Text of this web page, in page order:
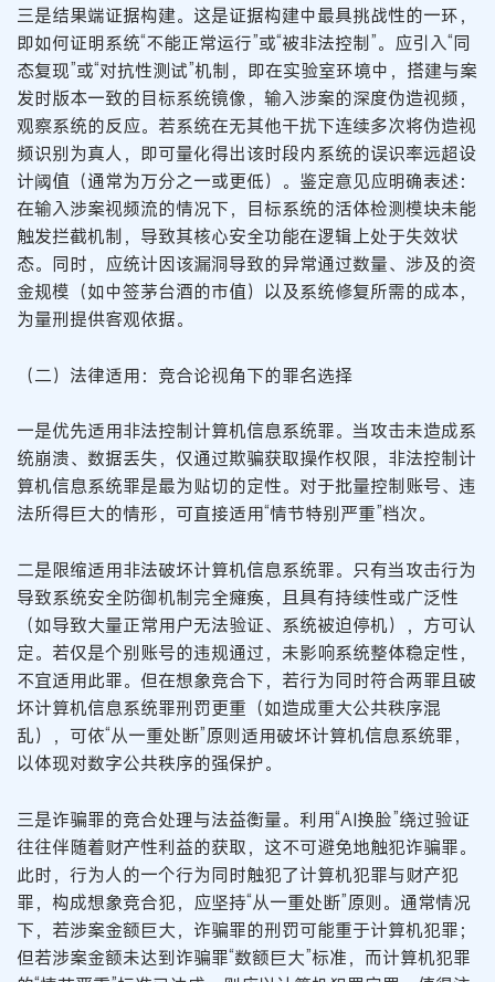
三是结果端证据构建。这是证据构建中最具挑战性的一环，
即如何证明系统“不能正常运行”或“被非法控制”。应引入“同
态复现”或“对抗性测试”机制，即在实验室环境中，搭建与案
发时版本一致的目标系统镜像，输入涉案的深度伪造视频，
观察系统的反应。若系统在无其他干扰下连续多次将伪造视
频识别为真人，即可量化得出该时段内系统的误识率远超设
计阈值（通常为万分之一或更低）。鉴定意见应明确表述：
在输入涉案视频流的情况下，目标系统的活体检测模块未能
触发拦截机制，导致其核心安全功能在逻辑上处于失效状
态。同时，应统计因该漏洞导致的异常通过数量、涉及的资
金规模（如中签茅台酒的市值）以及系统修复所需的成本，
为量刑提供客观依据。
（二）法律适用：竞合论视角下的罪名选择
一是优先适用非法控制计算机信息系统罪。当攻击未造成系
统崩溃、数据丢失，仅通过欺骗获取操作权限，非法控制计
算机信息系统罪是最为贴切的定性。对于批量控制账号、违
法所得巨大的情形，可直接适用“情节特别严重”档次。
二是限缩适用非法破坏计算机信息系统罪。只有当攻击行为
导致系统安全防御机制完全瘫痪，且具有持续性或广泛性
（如导致大量正常用户无法验证、系统被迫停机），方可认
定。若仅是个别账号的违规通过，未影响系统整体稳定性，
不宜适用此罪。但在想象竞合下，若行为同时符合两罪且破
坏计算机信息系统罪刑罚更重（如造成重大公共秩序混
乱），可依“从一重处断”原则适用破坏计算机信息系统罪，
以体现对数字公共秩序的强保护。
三是诈骗罪的竞合处理与法益衡量。利用“AI换脸”绕过验证
往往伴随着财产性利益的获取，这不可避免地触犯诈骗罪。
此时，行为人的一个行为同时触犯了计算机犯罪与财产犯
罪，构成想象竞合犯，应坚持“从一重处断”原则。通常情况
下，若涉案金额巨大，诈骗罪的刑罚可能重于计算机犯罪；
但若涉案金额未达到诈骗罪“数额巨大”标准，而计算机犯罪